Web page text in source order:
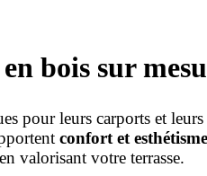
bois sur
pour leurs carports et
confort et esthétisme
valorisant votre terrasse.